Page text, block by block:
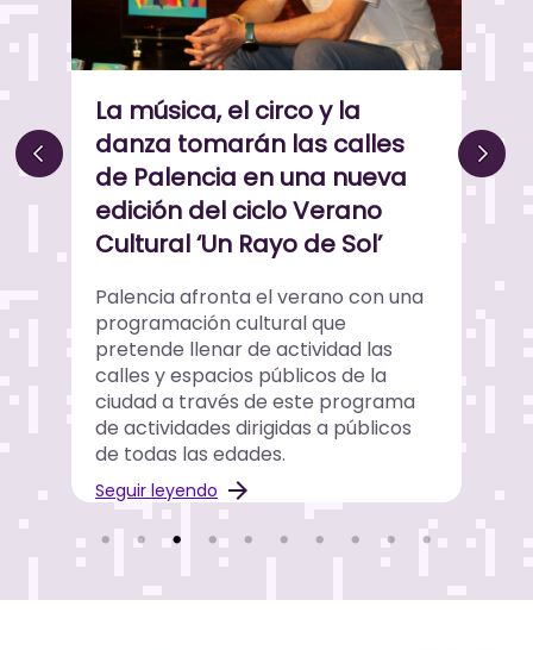
La música, el circo y la
danza tomarán las calles
de Palencia en una nueva
edición del ciclo Verano
Cultural ‘Un Rayo de Sol’
Palencia afronta el verano con una
programación cultural que
pretende llenar de actividad las
calles y espacios públicos de la
ciudad a través de este programa
de actividades dirigidas a públicos
de todas las edades.
Seguir leyendo